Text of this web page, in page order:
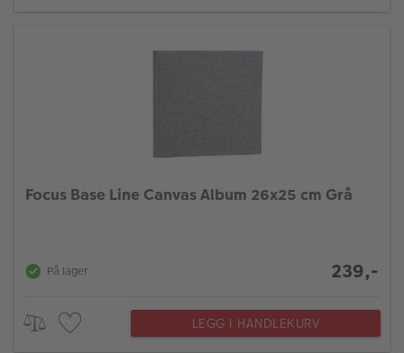
Focus Base Line Canvas Album 26x25 cm Grå
På lager 239,-
LEGG I HANDLEKURV